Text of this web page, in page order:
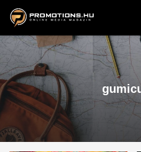
ZENE, FILM & KULT